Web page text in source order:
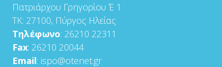
Πατριάρχου Γρηγορίου Έ 1
ΤΚ: 27100, Πύργος Ηλείας
Τηλέφωνο: 26210 22311
Fax: 26210 20044
Email: ispo@otenet.gr